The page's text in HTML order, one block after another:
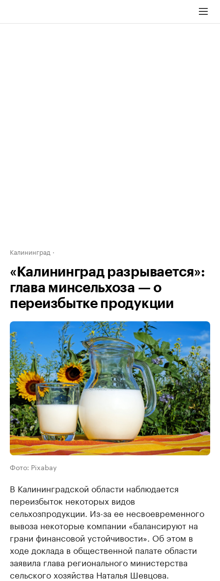
Калининград
«Калининград разрывается»:
глава минсельхоза — о
переизбытке продукции
Фото: Pixabay
В Калининградской области наблюдается
переизбыток некоторых видов
сельхозпродукции. Из-за ее несвоевременного
вывоза некоторые компании «балансируют на
грани финансовой устойчивости». Об этом в
ходе доклада в общественной палате области
заявила глава регионального министерства
сельского хозяйства Наталья Шевцова.